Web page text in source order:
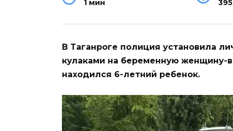
1 мин 395
В Таганроге полиция установила
кулаками на беременную женщину-
находился 6-летний ребенок.